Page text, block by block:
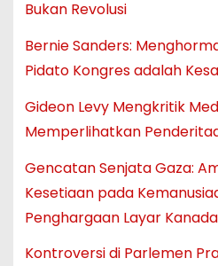
Bukan Revolusi
Bernie Sanders:
Pidato Kongres adalah
Gideon Levy Mengkritik
Memperlihatkan
Gencatan Senjata Gaza:
Kesetiaan pada
Penghargaan Layar Kanada
Kontroversi di Parlemen